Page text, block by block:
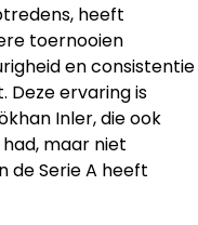
heeft
toernooien
en consistentie
Deze ervaring is
Inler, die ook
maar niet
de Serie A heeft